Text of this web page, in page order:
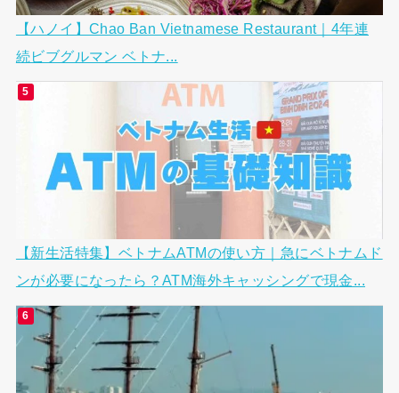
【ハノイ】Chao Ban Vietnamese Restaurant｜4年連
続ビブグルマン ベトナ...
【新生活特集】ベトナムATMの使い方｜急にベトナムド
ンが必要になったら？ATM海外キャッシングで現金...